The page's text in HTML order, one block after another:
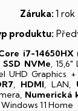
Záruka: 1 rok
produktu:
i7-14650HX
SSD NVMe, 15,6"
UHD Graphics +
, HDMI, LAN,
Numerická
Windows 11 Home